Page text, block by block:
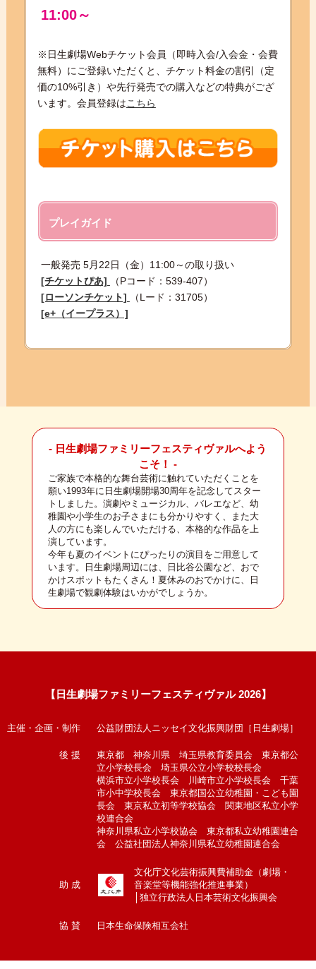
11:00～
※日生劇場Webチケット会員（即時入会/入会金・会費
無料）にご登録いただくと、チケット料金の割引（定
価の10%引き）や先行発売での購入などの特典がござ
います。会員登録はこちら
プレイガイド
一般発売 5月22日（金）11:00～の取り扱い
[チケットぴあ]
（Pコード：539-407）
[ローソンチケット]
（Lード：31705）
[e+（イープラス）]
- 日生劇場ファミリーフェスティヴァルへよう
こそ！ -
ご家族で本格的な舞台芸術に触れていただくことを
願い1993年に日生劇場開場30周年を記念してスター
トしました。演劇やミュージカル、バレエなど、幼
稚園や小学生のお子さまにも分かりやすく、また大
人の方にも楽しんでいただける、本格的な作品を上
演しています。
今年も夏のイベントにぴったりの演目をご用意して
います。日生劇場周辺には、日比谷公園など、おで
かけスポットもたくさん！夏休みのおでかけに、日
生劇場で観劇体験はいかがでしょうか。
【日生劇場ファミリーフェスティヴァル 2026】
主催・企画・制作 公益財団法人ニッセイ文化振興財団［日生劇場］
後 援
東京都 神奈川県 埼玉県教育委員会 東京都公
立小学校長会 埼玉県公立小学校校長会
横浜市立小学校長会 川崎市立小学校長会 千葉
市小中学校長会 東京都国公立幼稚園・こども園
長会 東京私立初等学校協会 関東地区私立小学
校連合会
神奈川県私立小学校協会 東京都私立幼稚園連合
会 公益社団法人神奈川県私立幼稚園連合会
助 成
文化庁文化芸術振興費補助金（劇場・
音楽堂等機能強化推進事業）
│独立行政法人日本芸術文化振興会
協 賛 日本生命保険相互会社